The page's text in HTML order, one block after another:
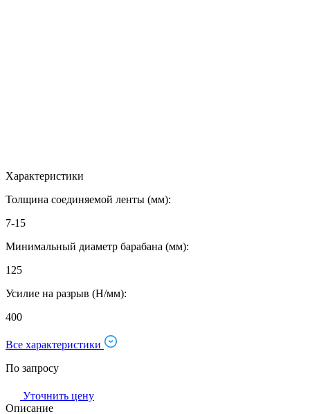
Характеристики
Толщина соединяемой ленты (мм):
7-15
Минимальный диаметр барабана (мм):
125
Усилие на разрыв (Н/мм):
400
Все характеристики
По запросу
Уточнить цену
Описание